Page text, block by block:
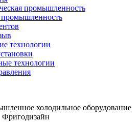
промышленность
технологии
технологии